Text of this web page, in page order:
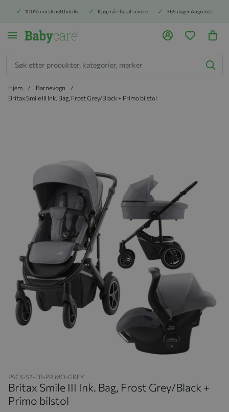
100% norsk nettbutikk Kjøp nå - betal senere 365 dager Angrerett
Hjem
Barnevogn
Britax Smile III Ink. Bag, Frost Grey/Black + Primo bilstol
PACK-S3-FB-PRIMO-GREY
Britax Smile III Ink. Bag, Frost Grey/Black +
Primo bilstol